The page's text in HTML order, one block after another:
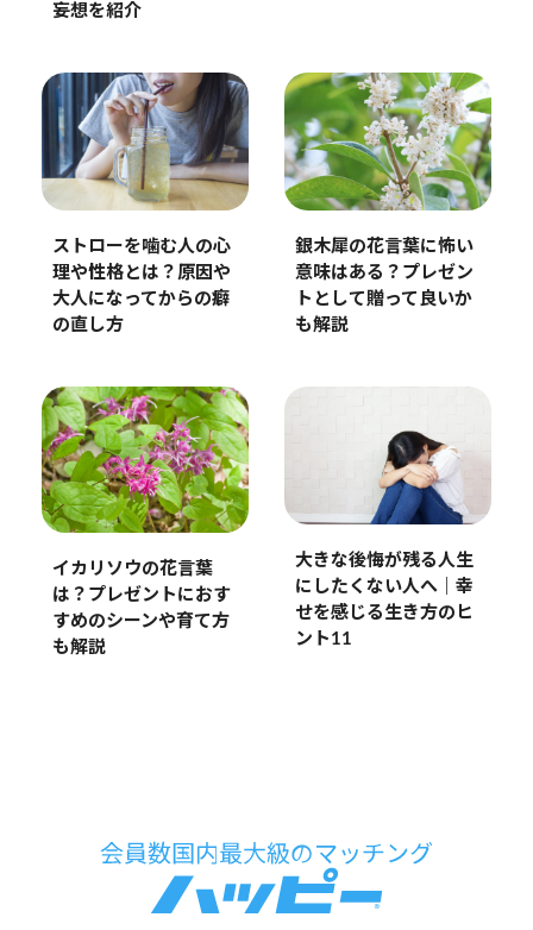
妄想を紹介
ストローを噛む人の心
理や性格とは？原因や
大人になってからの癖
の直し方
銀木犀の花言葉に怖い
意味はある？プレゼン
トとして贈って良いか
も解説
イカリソウの花言葉
は？プレゼントにおす
すめのシーンや育て方
も解説
大きな後悔が残る人生
にしたくない人へ｜幸
せを感じる生き方のヒ
ント11